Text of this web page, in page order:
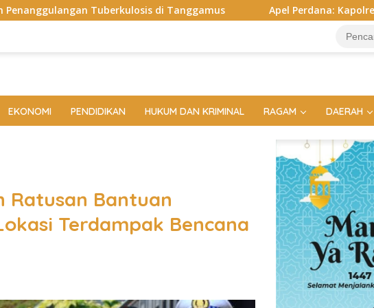
di Tanggamus Apel Perdana: Kapolres Way Kanan
EKONOMI PENDIDIKAN HUKUM DAN KRIMINAL RAGAM DAERAH
Ratusan Bantuan
Terdampak Bencana